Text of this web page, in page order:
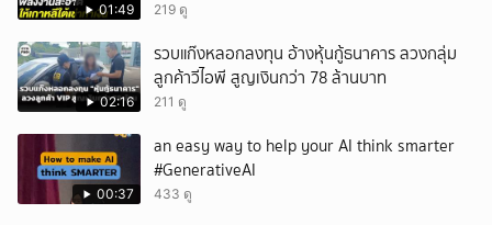
01:49 219 ดู
02:16
รวบแก๊งหลอกลงทุน อ้างหุ้นกู้ธนาคาร ลวงกลุ่ม
ลูกค้าวีไอพี สูญเงินกว่า 78 ล้านบาท
211 ดู
00:37
an easy way to help your AI think smarter
#GenerativeAI
433 ดู